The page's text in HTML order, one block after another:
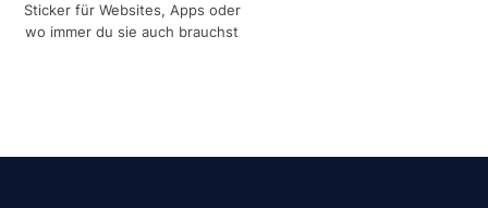
Sticker für Websites, Apps oder
wo immer du sie auch brauchst